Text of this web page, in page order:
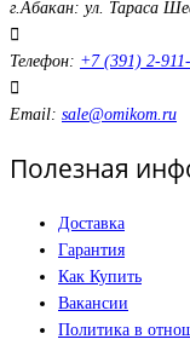
г.Абакан: ул. Тараса
Телефон: +7 (391) 2-
Email: sale@omikom.ru
Полезная
Доставка
Гарантия
Как Купить
Вакансии
Политика в